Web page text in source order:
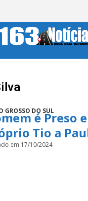
GROSSO DO SULé Preso
Tio a
em 17/10/2024